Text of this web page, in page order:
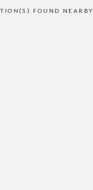
FOUND NEARBY